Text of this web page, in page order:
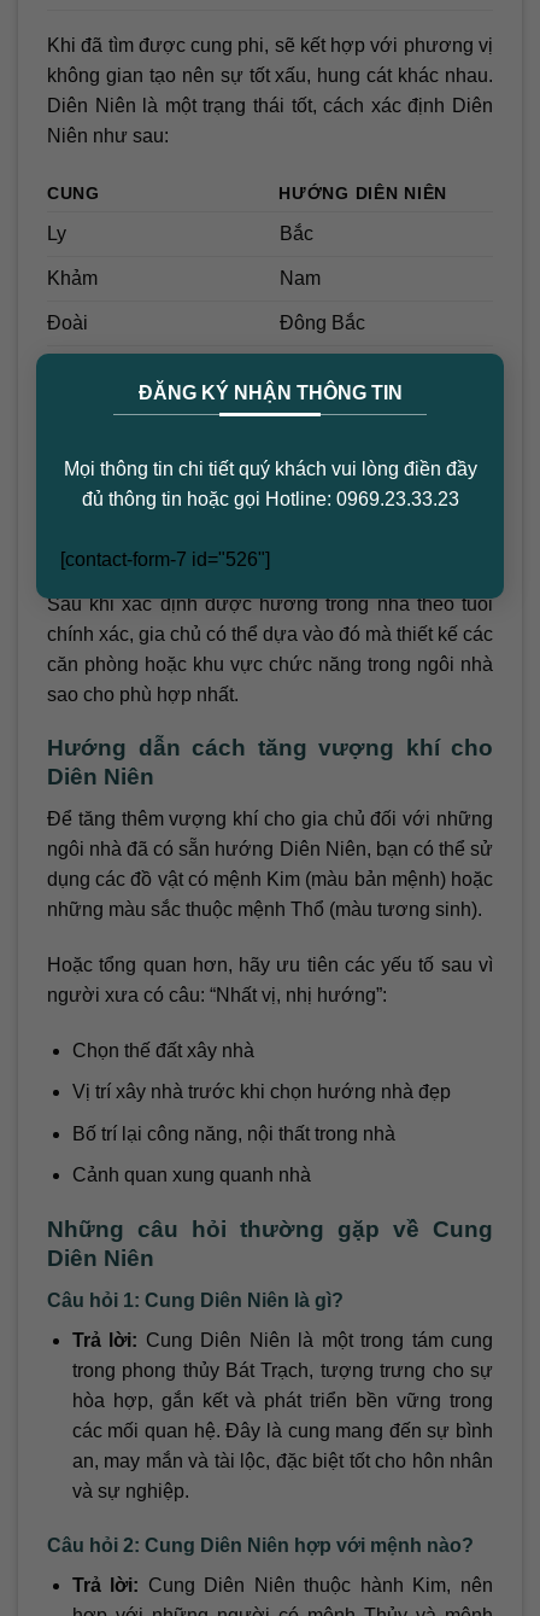
ĐĂNG KÝ NHẬN THÔNG TIN
Mọi thông tin chi tiết quý khách vui lòng điền đầy
đủ thông tin hoặc gọi Hotline: 0969.23.33.23
[contact-form-7 id="526"]
Khi đã tìm được cung phi, sẽ kết hợp với phương vị
không gian tạo nên sự tốt xấu, hung cát khác nhau.
Diên Niên là một trạng thái tốt, cách xác định Diên
Niên như sau:
CUNG HƯỚNG DIÊN NIÊN
Ly Bắc
Khảm Nam
Đoài Đông Bắc
Đông
Cấn Tây
Càn Tây Nam
Sau khi xác định được hướng trong nhà theo tuổi
chính xác, gia chủ có thể dựa vào đó mà thiết kế các
căn phòng hoặc khu vực chức năng trong ngôi nhà
sao cho phù hợp nhất.
Hướng dẫn cách tăng vượng khí cho
Diên Niên
Để tăng thêm vượng khí cho gia chủ đối với những
ngôi nhà đã có sẵn hướng Diên Niên, bạn có thể sử
dụng các đồ vật có mệnh Kim (màu bản mệnh) hoặc
những màu sắc thuộc mệnh Thổ (màu tương sinh).
Hoặc tổng quan hơn, hãy ưu tiên các yếu tố sau vì
người xưa có câu: “Nhất vị, nhị hướng”:
Chọn thế đất xây nhà
Vị trí xây nhà trước khi chọn hướng nhà đẹp
Bố trí lại công năng, nội thất trong nhà
Cảnh quan xung quanh nhà
Những câu hỏi thường gặp về Cung
Diên Niên
Câu hỏi 1: Cung Diên Niên là gì?
Trả lời: Cung Diên Niên là một trong tám cung
trong phong thủy Bát Trạch, tượng trưng cho sự
hòa hợp, gắn kết và phát triển bền vững trong
các mối quan hệ. Đây là cung mang đến sự bình
an, may mắn và tài lộc, đặc biệt tốt cho hôn nhân
và sự nghiệp.
Câu hỏi 2: Cung Diên Niên hợp với mệnh nào?
Trả lời: Cung Diên Niên thuộc hành Kim, nên